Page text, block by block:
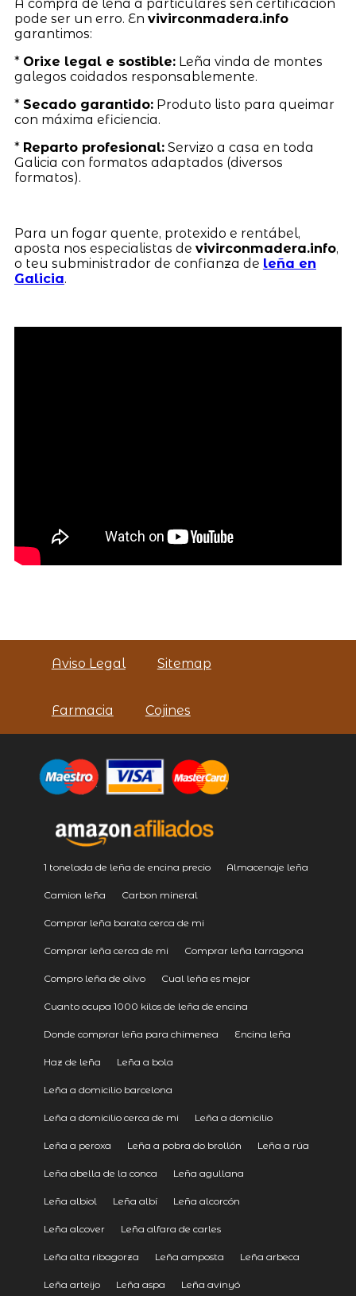
A compra de leña a particulares sen certificación
pode ser un erro. En vivirconmadera.info
garantimos:
* Orixe legal e sostible:Leña vinda de montes
galegos coidados responsablemente.
* Secado garantido:Produto listo para queimar
con máxima eficiencia.
* Reparto profesional:Servizo a casa en toda
Galicia con formatos adaptados (diversos
formatos).
Para un fogar quente, protexido e rentábel,
aposta nos especialistas de vivirconmadera.info,
o teu subministrador de confianza de leña en
Galicia.
Aviso Legal Sitemap
Farmacia Cojines
1 tonelada de leña de encina precio Almacenaje leña
Camion leña Carbon mineral
Comprar leña barata cerca de mi
Comprar leña cerca de mi Comprar leña tarragona
Compro leña de olivo Cual leña es mejor
Cuanto ocupa 1000 kilos de leña de encina
Donde comprar leña para chimenea Encina leña
Haz de leña Leña a bola
Leña a domicilio barcelona
Leña a domicilio cerca de mi Leña a domicilio
Leña a peroxa Leña a pobra do brollón Leña a rúa
Leña abella de la conca Leña agullana
Leña albiol Leña albí Leña alcorcón
Leña alcover Leña alfara de carles
Leña alta ribagorza Leña amposta Leña arbeca
Leña arteijo Leña aspa Leña avinyó